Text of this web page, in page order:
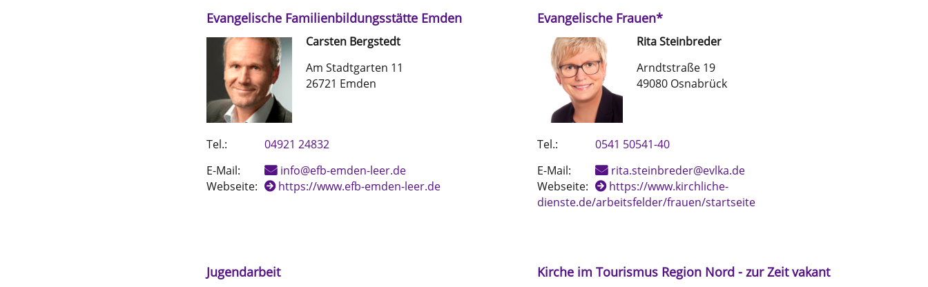
Evangelische Familienbildungsstätte Emden
Carsten Bergstedt
Am Stadtgarten 11
26721 Emden
Tel.:
04921 24832
E-Mail:
info@efb-emden-leer.de
Webseite:
https://www.efb-emden-leer.de
Evangelische Frauen*
RitaSteinbreder
Arndtstraße 19
49080 Osnabrück
Tel.:
0541 50541-40
E-Mail:
rita.steinbreder@evlka.de
Webseite:
https://www.kirchliche-
dienste.de/arbeitsfelder/frauen/startseite
Jugendarbeit Kirche im Tourismus Region Nord - zur Zeit vakant